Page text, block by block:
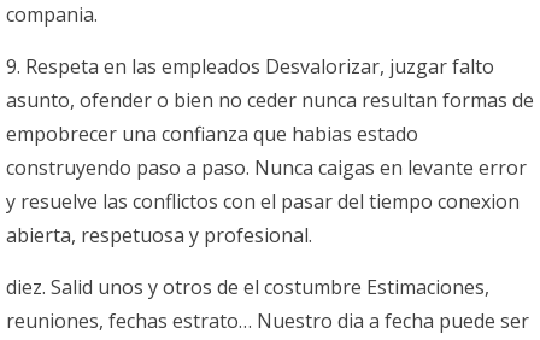
compania.
9. Respeta en las empleados Desvalorizar, juzgar falto
asunto, ofender o bien no ceder nunca resultan formas de
empobrecer una confianza que habias estado
construyendo paso a paso. Nunca caigas en levante error
y resuelve las conflictos con el pasar del tiempo conexion
abierta, respetuosa y profesional.
diez. Salid unos y otros de el costumbre Estimaciones,
reuniones, fechas estrato… Nuestro dia a fecha puede ser